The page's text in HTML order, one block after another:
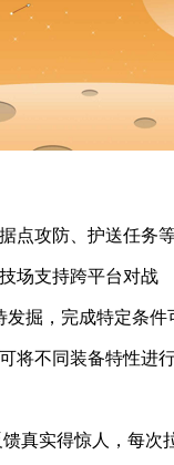
点攻防、护送任务
场支持跨平台对战
发掘，完成特定条件
将不同装备特性进
馈真实得惊人，每